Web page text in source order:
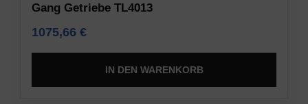
Gang Getriebe TL4013
1075,66 €
IN DEN WARENKORB